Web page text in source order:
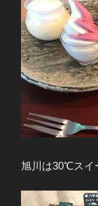
旭川は30℃スイ